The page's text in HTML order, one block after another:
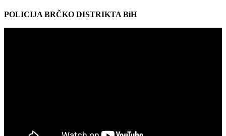
POLICIJA BRČKO DISTRIKTA BiH